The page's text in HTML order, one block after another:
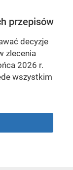
przepisów
decyzje
zlecenia
2026 r.
wszystkim